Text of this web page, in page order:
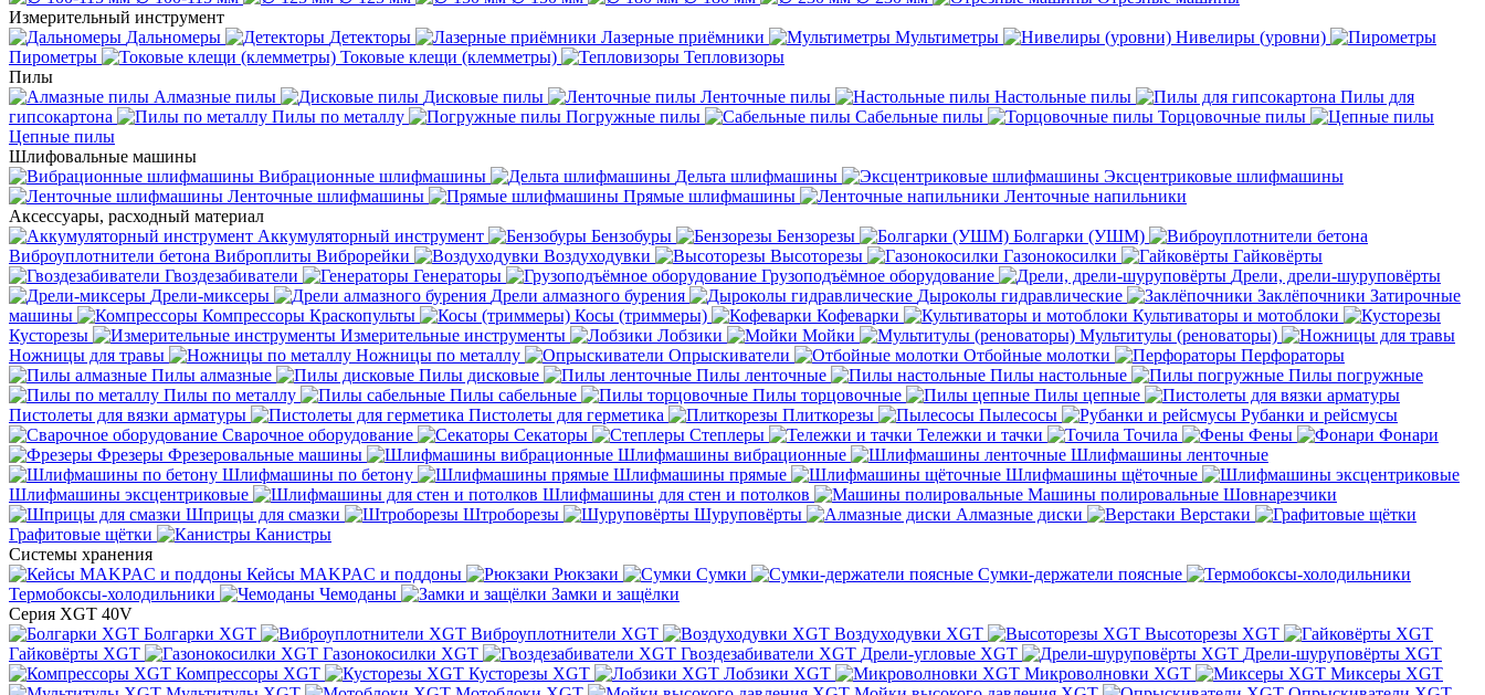
Измерительный инструмент
Дальномеры
Детекторы Лазерные приёмники Мультиметры
Нивелиры (уровни)
Пирометры
Токовые клещи (клемметры)
Тепловизоры
Пилы
Алмазные пилы
Дисковые пилы Ленточные пилы Настольные пилы
Пилы для
гипсокартона
Пилы по металлу Погружные пилы Сабельные пилы
Торцовочные пилы
Цепные пилы
Шлифовальные машины
Вибрационные шлифмашины
Дельта шлифмашины
Эксцентриковые шлифмашины
Ленточные шлифмашины
Прямые шлифмашины
Ленточные напильники
Аксессуары, расходный материал
Аккумуляторный инструмент
Бензобуры Бензорезы
Болгарки (УШМ)
Виброуплотнители бетона Виброплиты Виброрейки Воздуходувки Высоторезы Газонокосилки
Гайковёрты
Гвоздезабиватели
Генераторы Грузоподъёмное оборудование
Дрели, дрели-шуруповёрты
Дрели-миксеры
Дрели алмазного бурения Дыроколы гидравлические Заклёпочники Затирочные
машины
Компрессоры Краскопульты Косы (триммеры) Кофеварки
Культиваторы и мотоблоки
Кусторезы
Измерительные инструменты Лобзики Мойки
Мультитулы (реноваторы)
Ножницы для травы
Ножницы по металлу Опрыскиватели Отбойные молотки
Перфораторы
Пилы алмазные
Пилы дисковые Пилы ленточные Пилы настольные
Пилы погружные
Пилы по металлу
Пилы сабельные Пилы торцовочные
Пилы цепные
Пистолеты для вязки арматуры
Пистолеты для герметика Плиткорезы Пылесосы
Рубанки и рейсмусы
Сварочное оборудование
Секаторы Степлеры Тележки и тачки Точила Фены
Фонари
Фрезеры Фрезеровальные машины Шлифмашины вибрационные
Шлифмашины ленточные
Шлифмашины по бетону
Шлифмашины прямые
Шлифмашины щёточные
Шлифмашины эксцентриковые
Шлифмашины для стен и потолков Машины полировальные Шовнарезчики
Шприцы для смазки
Штроборезы Шуруповёрты Алмазные диски
Верстаки
Графитовые щётки
Канистры
Системы хранения
Кейсы MAKPAC и поддоны
Рюкзаки Сумки
Сумки-держатели поясные
Термобоксы-холодильники
Чемоданы
Замки и защёлки
Серия XGT 40V
Болгарки XGT
Виброуплотнители XGT Воздуходувки XGT
Высоторезы XGT
Гайковёрты XGT
Газонокосилки XGT Гвоздезабиватели XGT Дрели-угловые XGT
Дрели-шуруповёрты XGT
Компрессоры XGT
Кусторезы XGT Лобзики XGT Микроволновки XGT
Миксеры XGT